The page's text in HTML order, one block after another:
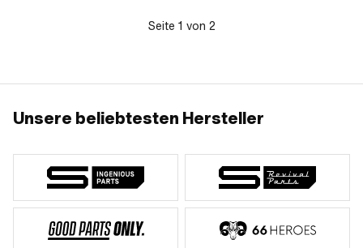
Seite 1 von 2
Unsere beliebtesten Hersteller